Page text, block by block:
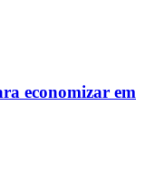
economizar em